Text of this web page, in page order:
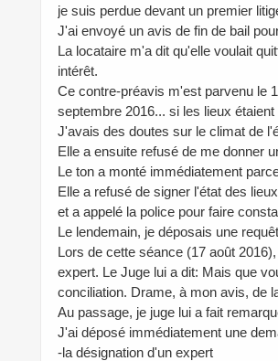
je suis perdue devant un premier
J'ai envoyé un avis de fin de bail
La locataire m'a dit qu'elle voulait
intérêt.
Ce contre-préavis m'est parvenu le
septembre 2016... si les lieux étaient
J'avais des doutes sur le climat de
Elle a ensuite refusé de me donner
Le ton a monté immédiatement
Elle a refusé de signer l'état des
et a appelé la police pour faire
Le lendemain, je déposais une
Lors de cette séance (17 août
expert. Le Juge lui a dit: Mais que
conciliation. Drame, à mon avis, de
Au passage, je juge lui a fait
J'ai déposé immédiatement une
-la désignation d'un expert